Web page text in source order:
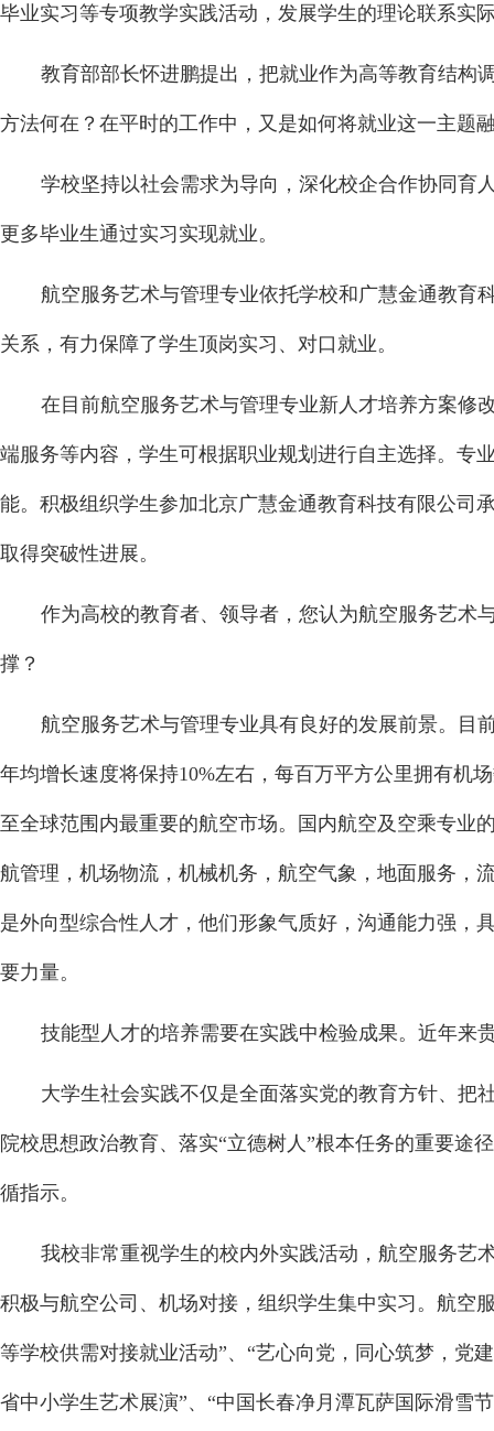
毕业实习等专项教学实践活动，发展学生的理论联系实
教育部部长怀进鹏提出，把就业作为高等教育结构
方法何在？在平时的工作中，又是如何将就业这一主题
学校坚持以社会需求为导向，深化校企合作协同育
更多毕业生通过实习实现就业。
航空服务艺术与管理专业依托学校和广慧金通教育
关系，有力保障了学生顶岗实习、对口就业。
在目前航空服务艺术与管理专业新人才培养方案修
端服务等内容，学生可根据职业规划进行自主选择。专
能。积极组织学生参加北京广慧金通教育科技有限公司
取得突破性进展。
作为高校的教育者、领导者，您认为航空服务艺术
撑？
航空服务艺术与管理专业具有良好的发展前景。目
年均增长速度将保持10%左右，每百万平方公里拥有机
至全球范围内最重要的航空市场。国内航空及空乘专业
航管理，机场物流，机械机务，航空气象，地面服务，
是外向型综合性人才，他们形象气质好，沟通能力强，
要力量。
技能型人才的培养需要在实践中检验成果。近年来
大学生社会实践不仅是全面落实党的教育方针、把
院校思想政治教育、落实“立德树人”根本任务的重要途
循指示。
我校非常重视学生的校内外实践活动，航空服务艺
积极与航空公司、机场对接，组织学生集中实习。航空
等学校供需对接就业活动”、“艺心向党，同心筑梦，党
省中小学生艺术展演”、“中国长春净月潭瓦萨国际滑雪